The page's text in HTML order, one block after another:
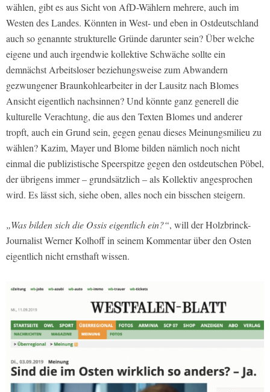
wählen, gibt es aus Sicht von AfD-Wählern mehrere, auch im
Westen des Landes. Könnten in West- und eben in Ostdeutschland
auch so genannte strukturelle Gründe darunter sein? Über welche
eigene und auch irgendwie kollektive Schwäche sollte ein
demnächst Arbeitsloser beziehungsweise zum Abwandern
gezwungener Braunkohlearbeiter in der Lausitz nach Blomes
Ansicht eigentlich nachsinnen? Und könnte ganz generell die
kulturelle Verachtung, die aus den Texten Blomes und anderer
tropft, auch ein Grund sein, gegen genau dieses Meinungsmilieu zu
wählen? Kazim, Mayer und Blome bilden nämlich noch nicht
einmal die publizistische Speerspitze gegen den ostdeutschen Pöbel,
der übrigens immer – grundsätzlich – als Kollektiv angesprochen
wird. Es lässt sich, siehe oben, alles noch ein bisschen steigern.
„Was bilden sich die Ossis eigentlich ein?“, will der Holzbrinck-
Journalist Werner Kolhoff in seinem Kommentar über den Osten
eigentlich nicht ernsthaft wissen.